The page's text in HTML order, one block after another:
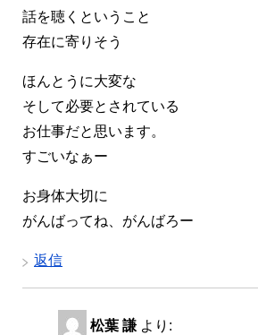
話を聴くということ
存在に寄りそう
ほんとうに大変な
そして必要とされている
お仕事だと思います。
すごいなぁー
お身体大切に
がんばってね、がんばろー
返信
松葉 謙 より: